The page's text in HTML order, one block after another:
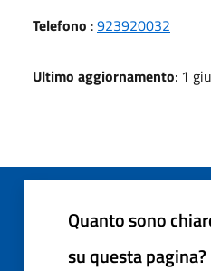
Telefono :923920032
Ultimo aggiornamento: 1
Quanto sono
su questa pagina?